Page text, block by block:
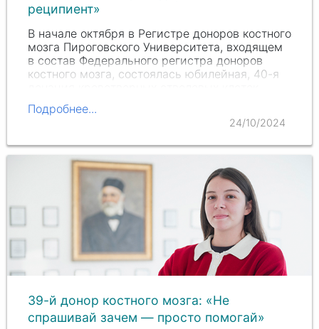
реципиент»
В начале октября в Регистре доноров костного
мозга Пироговского Университета, входящем
в состав Федерального регистра доноров
костного мозга, состоялась юбилейная, 40-я
Подробнее...
24/10/2024
39-й донор костного мозга: «Не
спрашивай зачем — просто помогай»